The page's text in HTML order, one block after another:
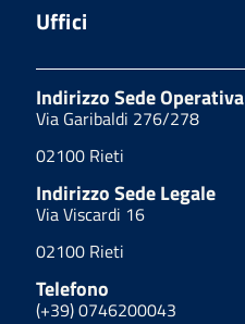
Uffici
Indirizzo Sede Operativa
Via Garibaldi 276/278
02100 Rieti
Indirizzo Sede Legale
Via Viscardi 16
02100 Rieti
Telefono
(+39) 0746200043